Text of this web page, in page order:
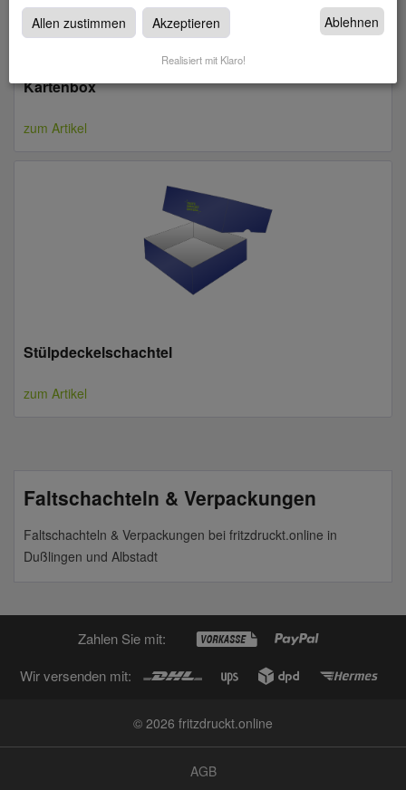
Kartenbox
zum Artikel
Stülpdeckelschachtel
zum Artikel
Faltschachteln & Verpackungen
Faltschachteln & Verpackungen bei fritzdruckt.online in
Dußlingen und Albstadt
Zahlen Sie mit:
Wir versenden mit:
© 2026 fritzdruckt.online
AGB
Allen zustimmen Akzeptieren Ablehnen
Realisiert mit Klaro!